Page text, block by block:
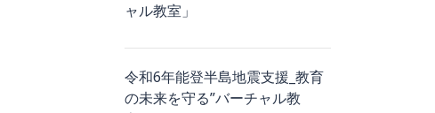
ャル教室」
令和6年能登半島地震支援_教育
の未来を守る”バーチャル教